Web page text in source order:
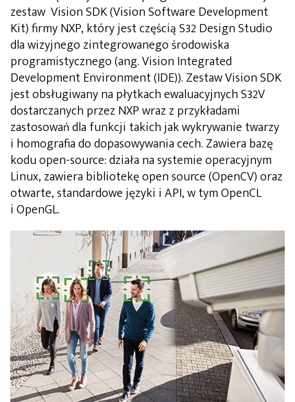
zestaw Vision SDK (Vision Software Development
Kit) firmy NXP, który jest częścią S32 Design Studio
dla wizyjnego zintegrowanego środowiska
programistycznego (ang. Vision Integrated
Development Environment (IDE)). Zestaw Vision SDK
jest obsługiwany na płytkach ewaluacyjnych S32V
dostarczanych przez NXP wraz z przykładami
zastosowań dla funkcji takich jak wykrywanie twarzy
i homografia do dopasowywania cech. Zawiera bazę
kodu open-source: działa na systemie operacyjnym
Linux, zawiera bibliotekę open source (OpenCV) oraz
otwarte, standardowe języki i API, w tym OpenCL
i OpenGL.